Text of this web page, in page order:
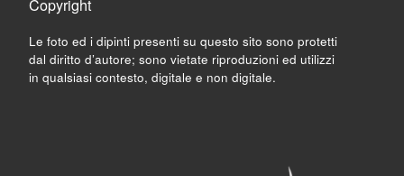
Copyright
Le foto ed i dipinti presenti su questo sito sono protetti
dal diritto d’autore; sono vietate riproduzioni ed utilizzi
in qualsiasi contesto, digitale e non digitale.